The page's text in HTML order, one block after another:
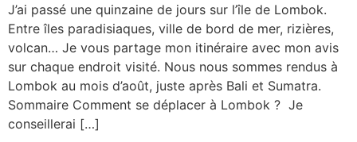
J’ai passé une quinzaine de jours sur l’île de Lombok.
Entre îles paradisiaques, ville de bord de mer, rizières,
volcan… Je vous partage mon itinéraire avec mon avis
sur chaque endroit visité. Nous nous sommes rendus à
Lombok au mois d’août, juste après Bali et Sumatra.
Sommaire Comment se déplacer à Lombok ? Je
conseillerai […]